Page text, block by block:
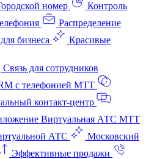
номер
Контроль
Распределение
бизнеса
Красивые
Связь для сотрудников
с телефонией МТТ
контакт‑центр
Виртуальная АТС МТТ
АТС
Московский
Эффективные продажи